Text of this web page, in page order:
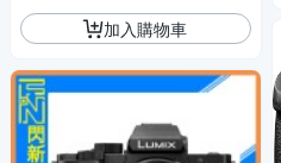
加入購物車